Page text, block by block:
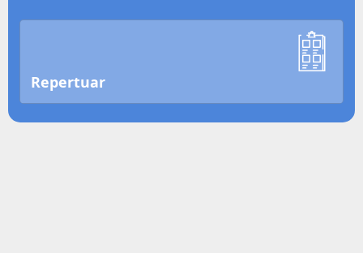
Repertuar